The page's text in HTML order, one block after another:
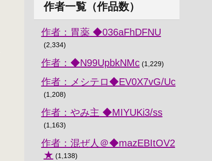
作者一覧（作品数）
作者：胃薬 ◆036aFhDFNU
(2,334)
作者：◆N99UpbkNMc(1,229)
作者：メシテロ◆EV0X7vG/Uc
(1,208)
作者：やみ主 ◆MIYUKi3/ss
(1,163)
作者：混ぜ人＠◆mazEBItOV2
★ (1,138)